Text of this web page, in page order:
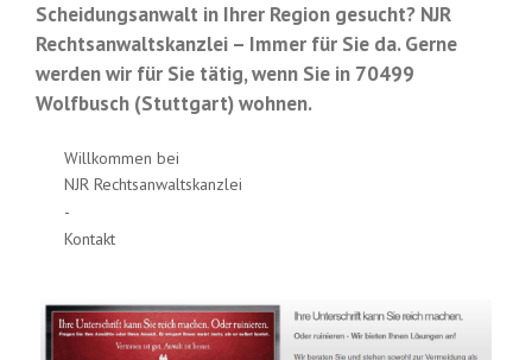
Scheidungsanwalt in Ihrer Region gesucht? NJR
Rechtsanwaltskanzlei – Immer für Sie da. Gerne
werden wir für Sie tätig, wenn Sie in 70499
Wolfbusch (Stuttgart) wohnen.
Willkommen bei
NJR Rechtsanwaltskanzlei
-
Kontakt